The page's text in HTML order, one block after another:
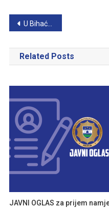
Navigacija
članaka
U Bihaću pretres na tri lokacije.
Related Posts
JAVNI OGLAS za prijem